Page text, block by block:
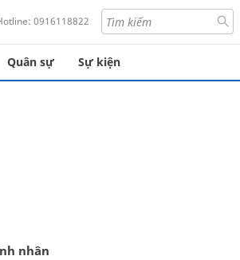
0916118822
Quân sự Sự kiện
nhân